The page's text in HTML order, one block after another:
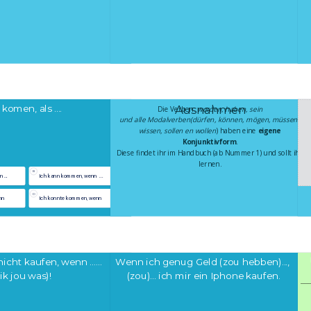
als ....
... Ich kann kommen, wenn  ...
D
Ich konnte kommen, wenn
Ausnahmen
Die Verben: werden, haben, sein
und alle Modalverben(dürfen, können, mögen, müssen,
wissen, sollen en wollen) haben eine eigene
Konjunktivform.
Diese findet ihr im Handbuch (ab Nummer 1) und sollt ihr
lernen.
kaufen, wenn ......
jou was)!
Wenn ich genug Geld (zou hebben)...,
(zou)... ich mir ein Iphone kaufen.